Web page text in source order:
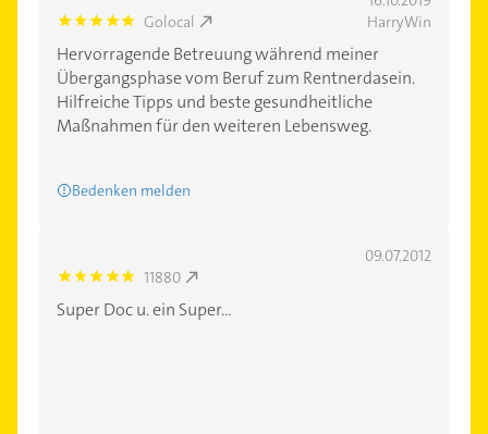
5.0 Golocal HarryWin
Hervorragende Betreuung während meiner
Übergangsphase vom Beruf zum Rentnerdasein.
Hilfreiche Tipps und beste gesundheitliche
Maßnahmen für den weiteren Lebensweg.
Bedenken melden
09.07.2012
5.0 11880
Super Doc u. ein Super...